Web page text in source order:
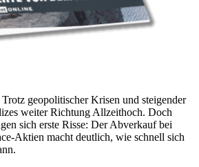
geopolitischer Krisen und steigender
weiter Richtung Allzeithoch. Doch
sich erste Risse: Der Abverkauf bei
Aktien macht deutlich, wie schnell sich